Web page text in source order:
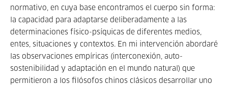
normativo, en cuya base encontramos el cuerpo sin forma:
la capacidad para adaptarse deliberadamente a las
determinaciones físico-psíquicas de diferentes medios,
entes, situaciones y contextos. En mi intervención abordaré
las observaciones empíricas (interconexión, auto-
sostenibilidad y adaptación en el mundo natural) que
permitieron a los filósofos chinos clásicos desarrollar uno